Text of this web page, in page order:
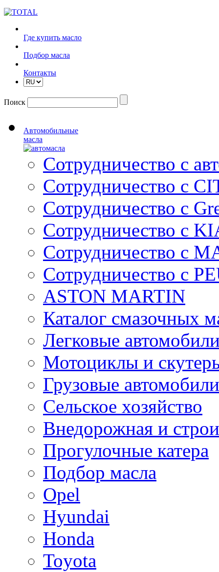
Где купить масло
Подбор масла
Контакты
Поиск
Автомобильные
масла
Сотрудничество с
Сотрудничество с
Сотрудничество с
Сотрудничество с
Сотрудничество с
Сотрудничество с
ASTON MARTIN
Каталог смазочных
Легковые
Мотоциклы и
Грузовые автомобили
Сельское хозяйство
Внедорожная и
Прогулочные катера
Подбор масла
Opel
Hyundai
Honda
Toyota